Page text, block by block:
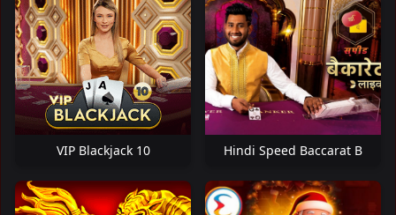
VIP Blackjack 10 Hindi Speed Baccarat B